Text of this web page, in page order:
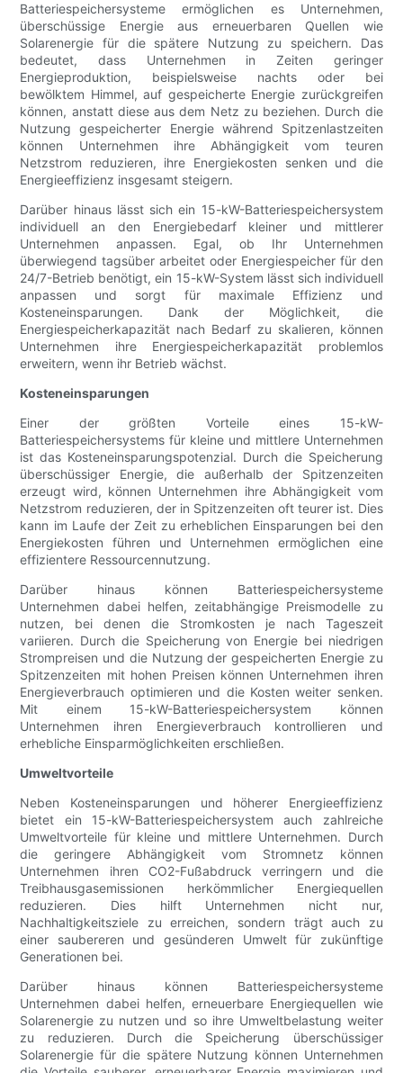
Batteriespeichersysteme ermöglichen es Unternehmen,
überschüssige Energie aus erneuerbaren Quellen wie
Solarenergie für die spätere Nutzung zu speichern. Das
bedeutet, dass Unternehmen in Zeiten geringer
Energieproduktion, beispielsweise nachts oder bei
bewölktem Himmel, auf gespeicherte Energie zurückgreifen
können, anstatt diese aus dem Netz zu beziehen. Durch die
Nutzung gespeicherter Energie während Spitzenlastzeiten
können Unternehmen ihre Abhängigkeit vom teuren
Netzstrom reduzieren, ihre Energiekosten senken und die
Energieeffizienz insgesamt steigern.
Darüber hinaus lässt sich ein 15-kW-Batteriespeichersystem
individuell an den Energiebedarf kleiner und mittlerer
Unternehmen anpassen. Egal, ob Ihr Unternehmen
überwiegend tagsüber arbeitet oder Energiespeicher für den
24/7-Betrieb benötigt, ein 15-kW-System lässt sich individuell
anpassen und sorgt für maximale Effizienz und
Kosteneinsparungen. Dank der Möglichkeit, die
Energiespeicherkapazität nach Bedarf zu skalieren, können
Unternehmen ihre Energiespeicherkapazität problemlos
erweitern, wenn ihr Betrieb wächst.
Kosteneinsparungen
Einer der größten Vorteile eines 15-kW-
Batteriespeichersystems für kleine und mittlere Unternehmen
ist das Kosteneinsparungspotenzial. Durch die Speicherung
überschüssiger Energie, die außerhalb der Spitzenzeiten
erzeugt wird, können Unternehmen ihre Abhängigkeit vom
Netzstrom reduzieren, der in Spitzenzeiten oft teurer ist. Dies
kann im Laufe der Zeit zu erheblichen Einsparungen bei den
Energiekosten führen und Unternehmen ermöglichen eine
effizientere Ressourcennutzung.
Darüber hinaus können Batteriespeichersysteme
Unternehmen dabei helfen, zeitabhängige Preismodelle zu
nutzen, bei denen die Stromkosten je nach Tageszeit
variieren. Durch die Speicherung von Energie bei niedrigen
Strompreisen und die Nutzung der gespeicherten Energie zu
Spitzenzeiten mit hohen Preisen können Unternehmen ihren
Energieverbrauch optimieren und die Kosten weiter senken.
Mit einem 15-kW-Batteriespeichersystem können
Unternehmen ihren Energieverbrauch kontrollieren und
erhebliche Einsparmöglichkeiten erschließen.
Umweltvorteile
Neben Kosteneinsparungen und höherer Energieeffizienz
bietet ein 15-kW-Batteriespeichersystem auch zahlreiche
Umweltvorteile für kleine und mittlere Unternehmen. Durch
die geringere Abhängigkeit vom Stromnetz können
Unternehmen ihren CO2-Fußabdruck verringern und die
Treibhausgasemissionen herkömmlicher Energiequellen
reduzieren. Dies hilft Unternehmen nicht nur,
Nachhaltigkeitsziele zu erreichen, sondern trägt auch zu
einer saubereren und gesünderen Umwelt für zukünftige
Generationen bei.
Darüber hinaus können Batteriespeichersysteme
Unternehmen dabei helfen, erneuerbare Energiequellen wie
Solarenergie zu nutzen und so ihre Umweltbelastung weiter
zu reduzieren. Durch die Speicherung überschüssiger
Solarenergie für die spätere Nutzung können Unternehmen